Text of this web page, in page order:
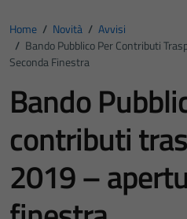
Home / Novità / Avvisi
/ Bando Pubblico Per Contributi
Seconda Finestra
Bando
contributi
2019 –